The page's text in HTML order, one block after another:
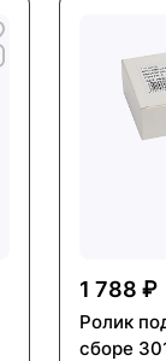
1 788 ₽
Ролик
сборе